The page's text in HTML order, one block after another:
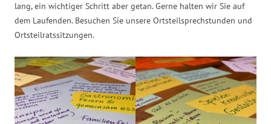
lang, ein wichtiger Schritt aber getan. Gerne halten wir Sie auf
dem Laufenden. Besuchen Sie unsere Ortsteilsprechstunden und
Ortsteilratssitzungen.